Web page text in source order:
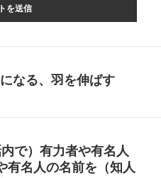
なる、羽を伸ばす
）有力者や有名人
有名人の名前を（知人